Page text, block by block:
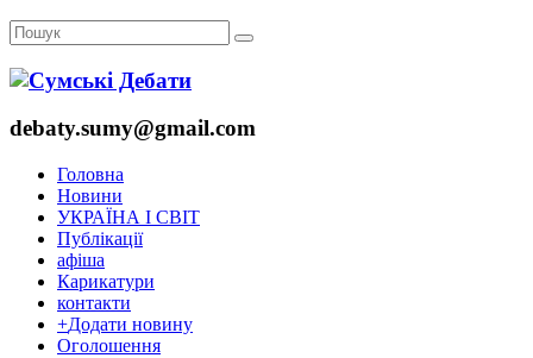
debaty.sumy@gmail.com
Головна
Новини
УКРАЇНА І СВІТ
Публікації
афіша
Карикатури
контакти
+Додати новину
Оголошення